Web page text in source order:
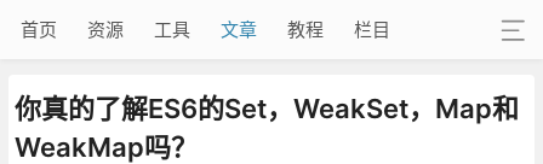
首页 资源 工具 文章 教程 栏目
你真的了解ES6的Set，WeakSet，Map和
WeakMap吗？